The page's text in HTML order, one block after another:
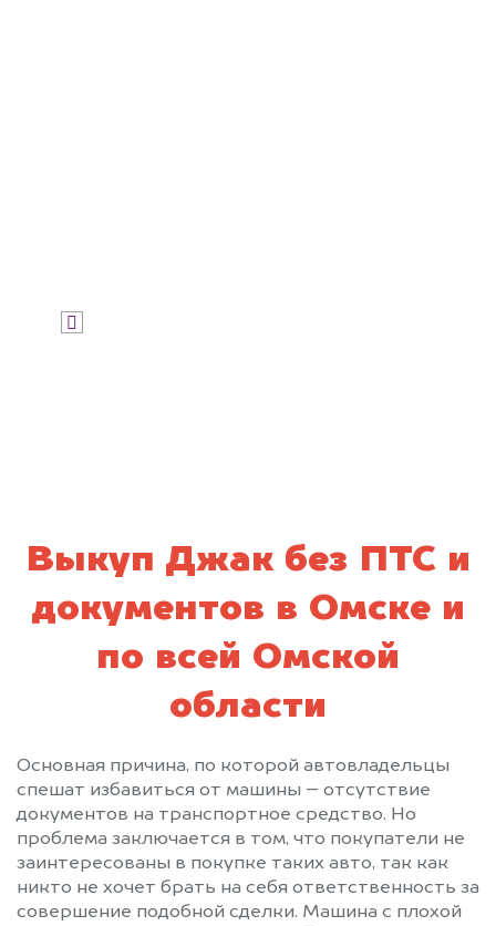
Выкуп Джак без ПТС и
документов в Омске и
по всей Омской
области
Основная причина, по которой автовладельцы
спешат избавиться от машины – отсутствие
документов на транспортное средство. Но
проблема заключается в том, что покупатели не
заинтересованы в покупке таких авто, так как
никто не хочет брать на себя ответственность за
совершение подобной сделки. Машина с плохой